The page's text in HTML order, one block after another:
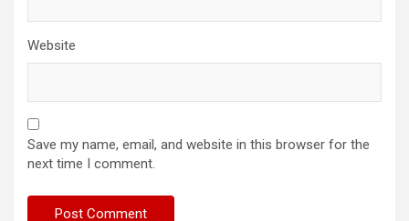
Website
Save my name, email, and website in this browser for the
next time I comment.